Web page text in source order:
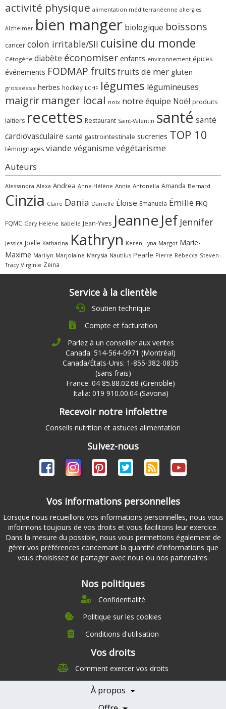
activité physique alimentation méditerranéenne allergies
Alzheimer bien manger biologique boissons
cancer colon irritable/SII cuisine du monde
Cétogène diabète économiser enfants environnement épices
événements FODMAP fruitsfruits de mer gluten
grossesse herbes hockey LCHF légumes légumineuses
maigrir manger local noix notre équipe Noël produits
laitiers recettes Restaurant Saint-Valentin santé santé
cardiovasculaire santé gastrointestinale sucreries TOP 10
témoignages viande véganisme végétarisme
Auteurs
Alessandra Alexa Andrea Anne-Hélène Annie Antonella Amanda Bernard
Cinzia Claire Dania Danielle Éloïse Emanuela Émilie FKQ
FQMC Gary Hélène Isabelle Jean-Yves Jeanne Jef Jennifer
Jessica Joëlle Katharina Kathryn Keren Lyna Margot Marie-
Maxime Marilyn Marjolaine Marysia Nautilus Pearle Pierre Rebecca Steven
Tracy Virginie Zeina
Service à la clientèle
Soutien technique
Compte et facturation
Parlez à un conseiller aux ventes
Canada: 514-564-0971 (Montréal)
Canada/États-Unis: 1-855-382-0835
(sans frais)
France: 04 85.88.02.68 (Grenoble)
Italia: 019 910.00.04 (Savona)
Recevoir notre infolettre
Conseils nutrition et astuces alimentation
Suivez-nous
Vos informations personnelles
Lorsque nous recueillons vos informations personnelles, nous vous
informons toujours de vos droits et vous facilitons leur exercice.
Dans la mesure du possible, nous vous permettons également de
gérer vos préférences concernant la quantité d'informations que
vous choisissez de partager avec nous ou nos partenaires.
Nos politiques
Confidentialité
Politique sur les cookies
Conditions d'utilisation
Vos droits
Comment exercer vos droits
À propos
À propos
Nutrition
Témoignages
Nos partenaires